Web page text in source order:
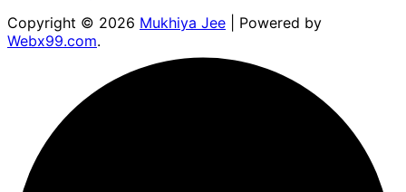
Copyright © 2026 Mukhiya Jee | Powered by
Webx99.com.